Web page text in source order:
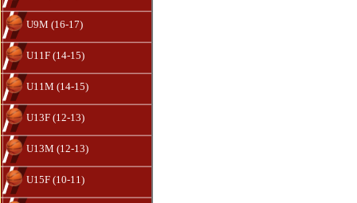
U9M (16-17)
U11F (14-15)
U11M (14-15)
U13F (12-13)
U13M (12-13)
U15F (10-11)